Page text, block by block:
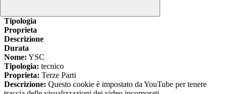
Tipologia
Proprieta
Descrizione
Durata
Nome: YSC
Tipologia: tecnico
Proprieta: Terze Parti
Descrizione: Questo cookie è impostato da YouTube per tenere